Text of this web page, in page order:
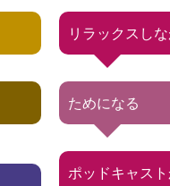
リラックスし
ためになる
ポッドキャス